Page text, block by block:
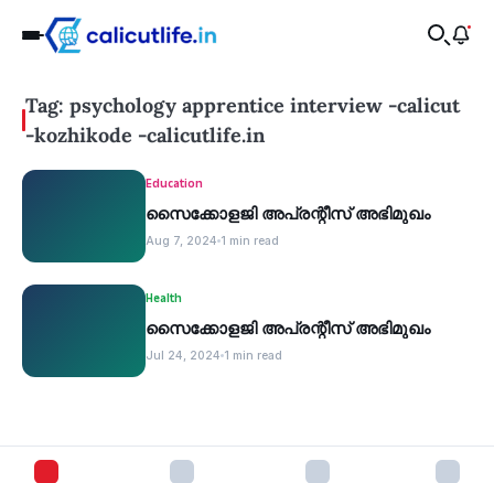
Tag: psychology apprentice interview -calicut
-kozhikode -calicutlife.in
Education
സൈക്കോളജി അപ്രന്റീസ് അഭിമുഖം
Aug 7, 2024 1 min read
Health
സൈക്കോളജി അപ്രന്റീസ് അഭിമുഖം
Jul 24, 2024 1 min read